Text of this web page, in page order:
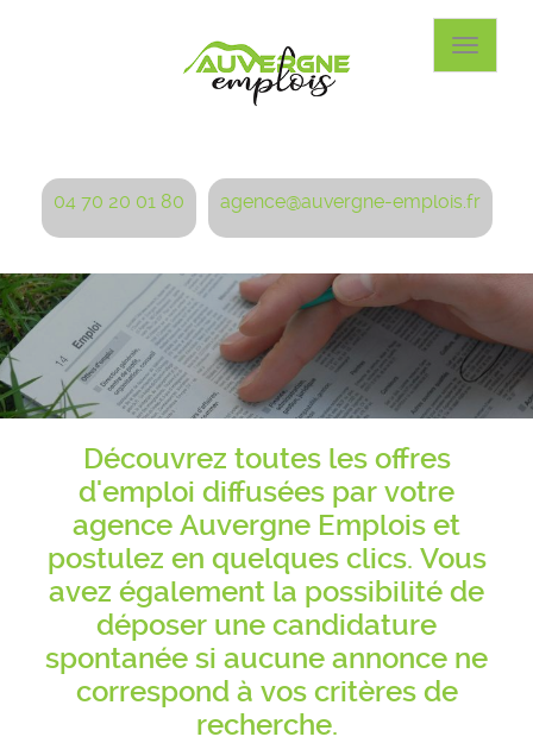
04 70 20 01 80 agence@auvergne-emplois.fr
Toggle
Découvrez toutes les offres
d'emploi diffusées par votre
agence Auvergne Emplois et
postulez en quelques clics. Vous
avez également la possibilité de
déposer une candidature
spontanée si aucune annonce ne
correspond à vos critères de
recherche.